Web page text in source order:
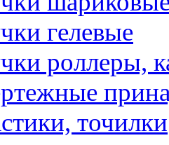
гелевые
роллеры,
точилки